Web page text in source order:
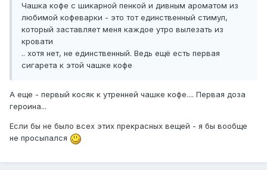
Чашка кофе с шикарной пенкой и дивным ароматом из
любимой кофеварки - это тот единственный стимул,
который заставляет меня каждое утро вылезать из
кровати
.. хотя нет, не единственный. Ведь ещё есть первая
сигарета к этой чашке кофе
А еще - первый косяк к утренней чашке кофе.... Первая доза
героина...
Если бы не было всех этих прекрасных вещей - я бы вообще
не просыпался